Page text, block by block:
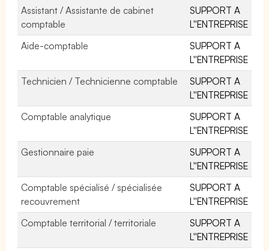
Assistant / Assistante de cabinet
comptable
SUPPORT A
L''ENTREPRISE
Aide-comptable
SUPPORT A
L''ENTREPRISE
Technicien / Technicienne comptable
SUPPORT A
L''ENTREPRISE
Comptable analytique
SUPPORT A
L''ENTREPRISE
Gestionnaire paie
SUPPORT A
L''ENTREPRISE
Comptable spécialisé / spécialisée
recouvrement
SUPPORT A
L''ENTREPRISE
Comptable territorial / territoriale
SUPPORT A
L''ENTREPRISE